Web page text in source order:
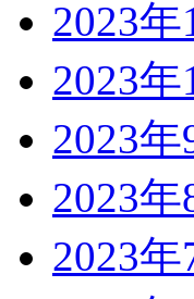
2023年
2023年
2023年
2023年
2023年